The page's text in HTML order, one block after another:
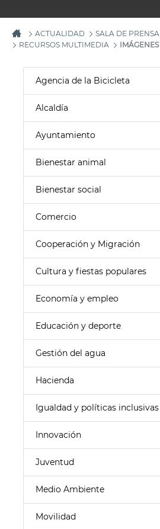
ACTUALIDAD
SALA DE PRENSA
RECURSOS MULTIMEDIA
IMÁGENES
Agencia de la Bicicleta
Alcaldía
Ayuntamiento
Bienestar animal
Bienestar social
Comercio
Cooperación y Migración
Cultura y fiestas populares
Economía y empleo
Educación y deporte
Gestión del agua
Hacienda
Igualdad y políticas inclusivas
Innovación
Juventud
Medio Ambiente
Movilidad